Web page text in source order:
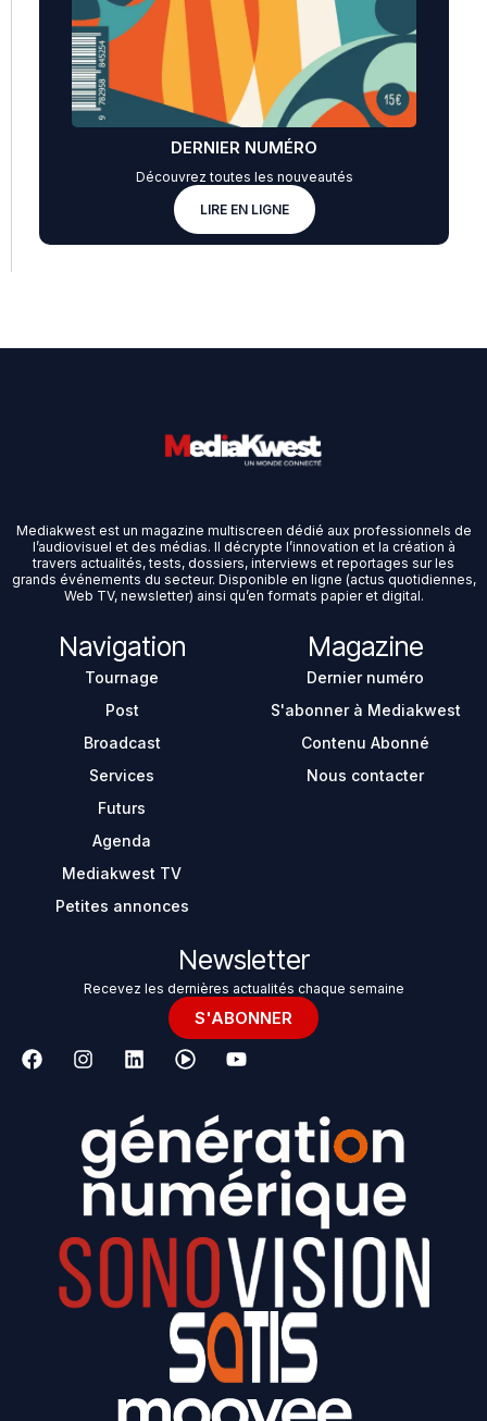
DERNIER NUMÉRO
Découvrez toutes les nouveautés
LIRE EN LIGNE
Mediakwest est un magazine multiscreen dédié aux professionnels de
l’audiovisuel et des médias. Il décrypte l’innovation et la création à
travers actualités, tests, dossiers, interviews et reportages sur les
grands événements du secteur. Disponible en ligne (actus quotidiennes,
Web TV, newsletter) ainsi qu’en formats papier et digital.
Navigation
Tournage
Post
Broadcast
Services
Futurs
Agenda
Mediakwest TV
Petites annonces
Magazine
Dernier numéro
S'abonner à Mediakwest
Contenu Abonné
Nous contacter
Newsletter
Recevez les dernières actualités chaque semaine
S'ABONNER